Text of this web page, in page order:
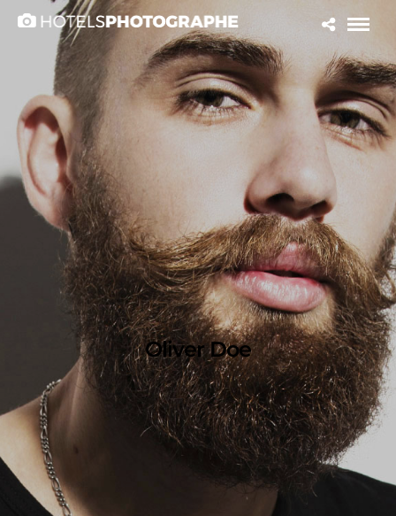
Oliver Doe